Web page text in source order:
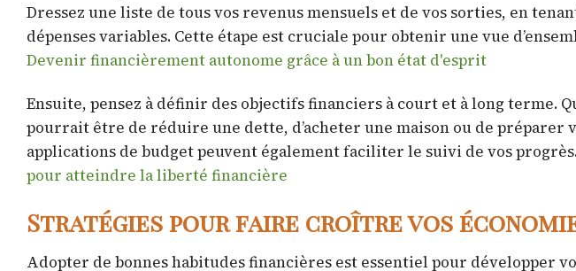
Dressez une liste de tous vos revenus mensuels et de vos sorties, en
dépenses variables. Cette étape est cruciale pour obtenir une vue
Devenir financièrement autonome grâce à un bon état d'esprit
Ensuite, pensez à définir des objectifs financiers à court et à long terme.
pourrait être de réduire une dette, d’acheter une maison ou de préparer
applications de budget peuvent également faciliter le suivi de vos
pour atteindre la liberté financière
Stratégies pour faire croître vos
Adopter de bonnes habitudes financières est essentiel pour développer